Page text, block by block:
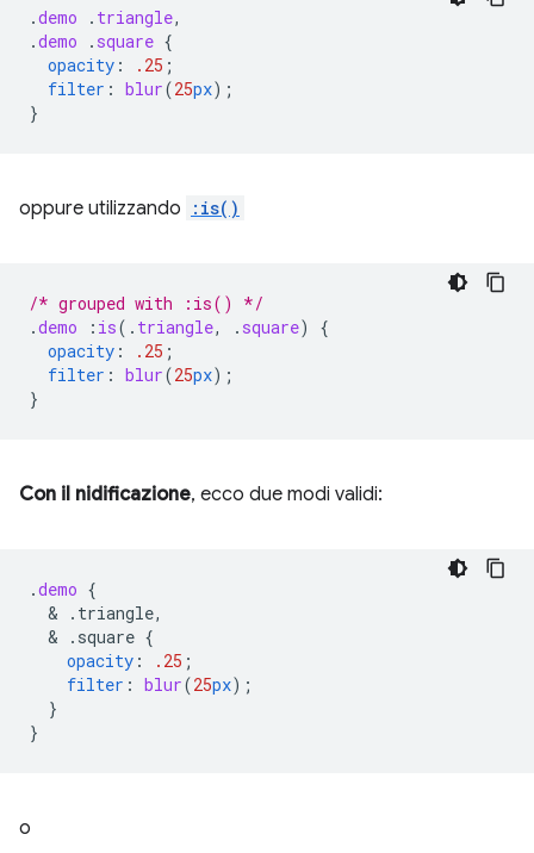
.demo . triangle,
.demo . square {
opacity : .25 ;
filter : blur(25px);
}
oppure utilizzando :is()
/* grouped with :is() */
.demo : is( . triangle, . square)
{
opacity : .25 ;
filter : blur(25px);
}
Con il nidificazione, ecco due modi validi:
.demo {
  &
.triangle,
  &
.square {
opacity : .25 ;
filter : blur(25px);
}
}
o